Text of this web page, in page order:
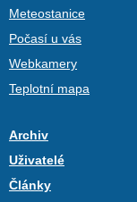
Meteostanice
Počasí u vás
Webkamery
Teplotní mapa
Archiv
Uživatelé
Články